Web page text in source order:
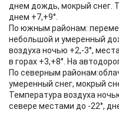
днем дождь, мокрый снег.
днем +7,+9°.
По южным районам:
небольшой и умеренный
воздуха ночью +2,-3°,
в горах +3,+8°. На
По северным
умеренный снег, мокрый
Температура воздуха
севере местами до -22°,